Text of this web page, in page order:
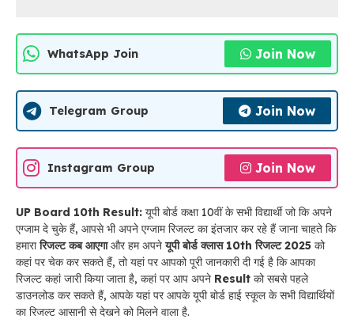
WhatsApp Join Join Now
Telegram Group Join Now
Instagram Group Join Now
UP Board 10th Result: यूपी बोर्ड कक्षा 10वीं के सभी विद्यार्थी जो कि अपने
एग्जाम दे चुके हैं, आपसे भी अपने एग्जाम रिजल्ट का इंतजार कर रहे हैं जाना चाहते कि
हमारारिजल्ट कब आएगाऔर हम अपनेयूपी बोर्ड क्लास 10th रिजल्ट 2025 को
कहां पर चेक कर सकते हैं, तो यहां पर आपको पूरी जानकारी दी गई है कि आपका
रिजल्ट कहां जारी किया जाता है, कहां पर आप अपने Result को सबसे पहले
डाउनलोड कर सकते हैं, आपके यहां पर आपके यूपी बोर्ड हाई स्कूल के सभी विद्यार्थियों
का रिजल्ट आसानी से देखने को मिलने वाला है.